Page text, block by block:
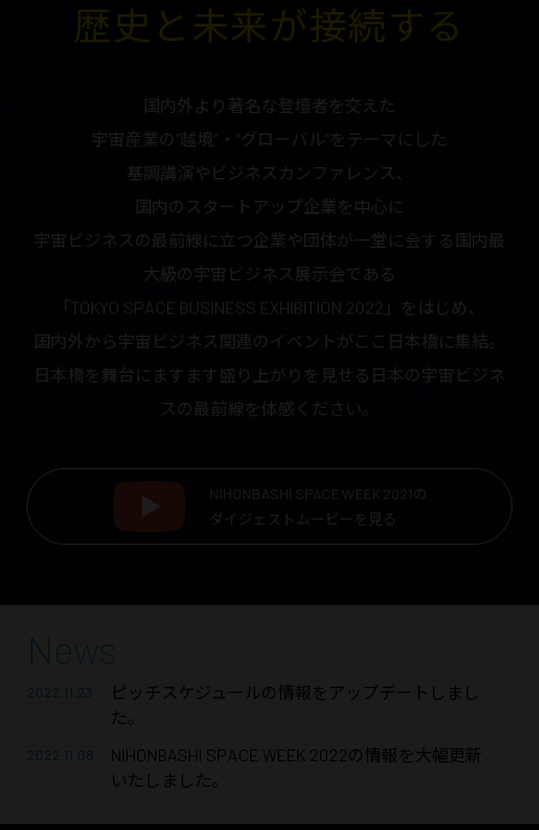
歴史と未来が接続する
国内外より著名な登壇者を交えた
宇宙産業の“越境”・“グローバル”をテーマにした
基調講演やビジネスカンファレンス、
国内のスタートアップ企業を中心に
宇宙ビジネスの最前線に立つ企業や団体が一堂に会する国内最
大級の宇宙ビジネス展示会である
「TOKYO SPACE BUSINESS EXHIBITION 2022」をはじめ、
国内外から宇宙ビジネス関連のイベントがここ 日本橋に集結。
日本橋を舞台にますます盛り上がりを見せる日本の宇宙ビジネ
スの最前線を体感ください。
NIHONBASHI SPACE WEEK 2021の
ダイジェストムービーを見る
News
2022.11.23
ピッチスケジュールの情報をアップデートしまし
た。
2022.11.08
NIHONBASHI SPACE WEEK 2022の情報を大幅更新
いたしました。